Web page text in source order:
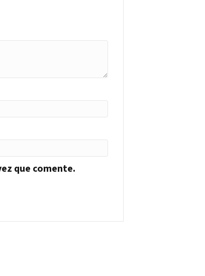
que comente.